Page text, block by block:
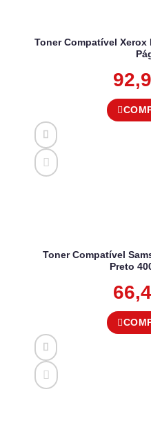
Toner Compatível Xerox
Toner Compatível
Preto